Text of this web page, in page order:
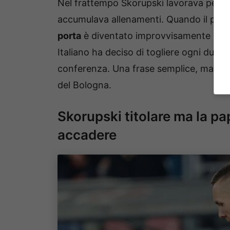
Nel frattempo Skorupski lavorava per
accumulava allenamenti. Quando il
porta è diventato improvvisamente un
Italiano ha deciso di togliere ogni
conferenza. Una frase semplice, ma
del Bologna.
Skorupski titolare ma la
accadere